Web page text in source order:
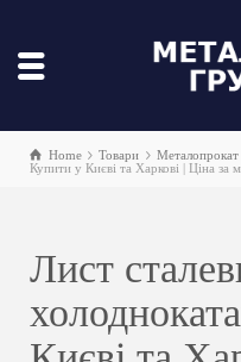
Home Товари Металопрокат
Купити у Києві та Харкові | Ціна за
Лист